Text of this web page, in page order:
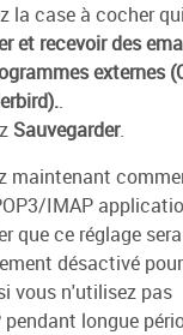
la case à cocher
et recevoir des
externes
.
Sauvegarder.
maintenant
IMAP
que ce réglage sera
désactivé
vous n'utilisez pas
longue